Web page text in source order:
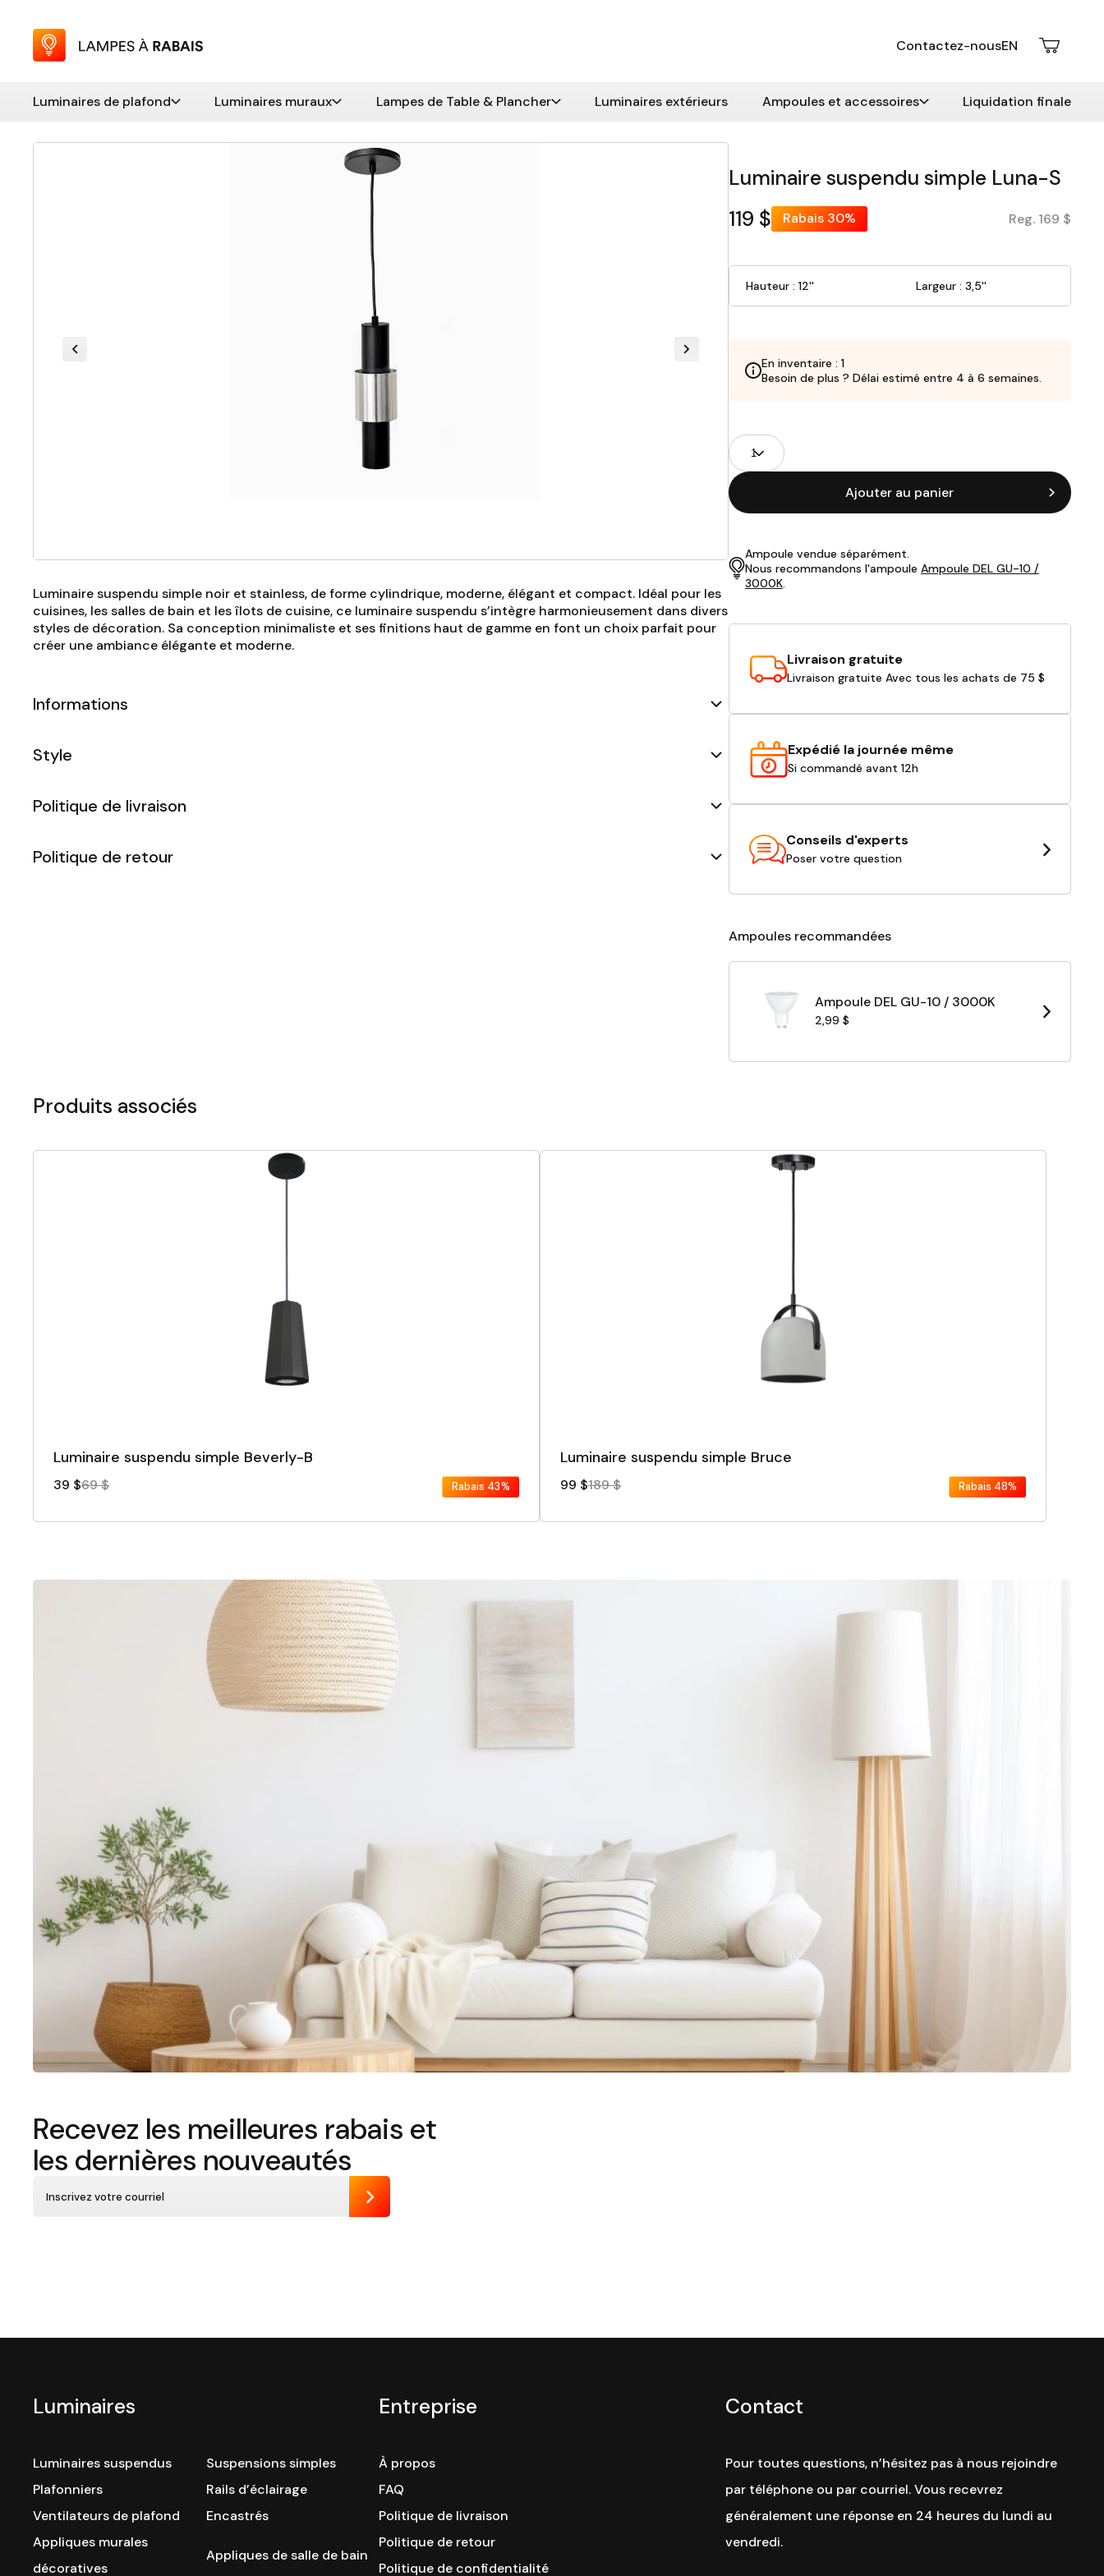
Contactez-nousEN
Luminaires de plafond Luminaires muraux Lampes de Table & Plancher Luminaires extérieurs Ampoules et accessoires Liquidation finale
Luminaire suspendu simple noir et stainless, de forme cylindrique, moderne, élégant et compact. Idéal pour les
cuisines, les salles de bain et les îlots de cuisine, ce luminaire suspendu s’intègre harmonieusement dans divers
styles de décoration. Sa conception minimaliste et ses finitions haut de gamme en font un choix parfait pour
créer une ambiance élégante et moderne.
Informations
Style
Politique de livraison
Politique de retour
Luminaire suspendu simple Luna-S
119 $
Rabais30% Reg. 169 $
Hauteur : 12'' Largeur : 3,5''
En inventaire : 1
Besoin de plus ? Délai estimé entre 4 à 6 semaines.
Champs
de
produits
Quantité
Ajouter au panier
Ampoule vendue séparément.
Nous recommandons l'ampoule Ampoule DEL GU-10 /
3000K.
Livraison gratuite
Livraison gratuite Avec tous les achats de 75 $
Expédié la journée même
Si commandé avant 12h
Conseils d'experts
Poser votre question
Ampoules recommandées
Ampoule DEL GU-10 / 3000K
2,99 $
Produits associés
Luminaire suspendu simple Beverly-B
39 $69 $ Rabais 43%
Luminaire suspendu simple Bruce
99 $189 $ Rabais 48%
Recevez les meilleures rabais et
les dernières nouveautés
Envoyer
Luminaires
Luminaires suspendus
Suspensions simples
Plafonniers
Rails d’éclairage
Ventilateurs de plafond
Encastrés
Appliques murales
décoratives
Appliques de salle de bain
Entreprise
À propos
FAQ
Politique de livraison
Politique de retour
Politique de confidentialité
Contact
Pour toutes questions, n’hésitez pas à nous rejoindre
par téléphone ou par courriel. Vous recevrez
généralement une réponse en 24 heures du lundi au
vendredi.